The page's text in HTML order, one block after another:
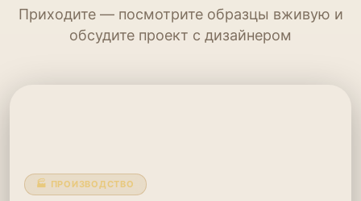
Приходите — посмотрите образцы вживую и
обсудите проект с дизайнером
🏭 ПРОИЗВОДСТВО